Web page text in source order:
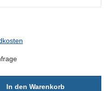
In den Warenkorb